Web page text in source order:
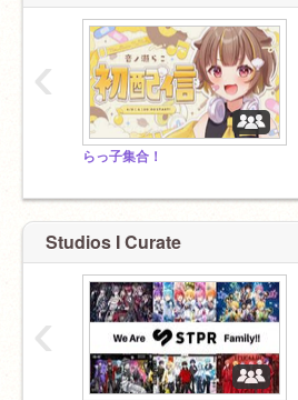
らっ子集合！
‹
Studios I Curate
‹